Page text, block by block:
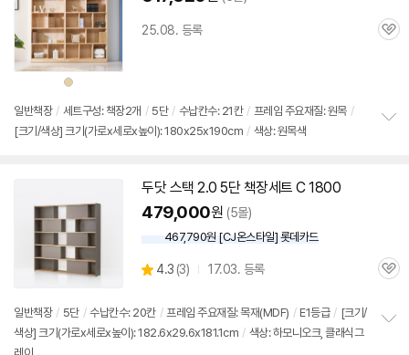
상
품
색
상
25.08. 등록
관
일반책장 / 세트구성: 책장2개 / 5단 / 수납칸수: 21칸 / 프레임 주요재질: 원목 /
[크기/색상] 크기(가로x세로x높이): 180x25x190cm / 색상: 원목색
두닷 스택 2.0 5단 책장세트 C1800
479,000원 (5몰)
467,790원 [CJ온스타일] 롯데카드
별
4.3 (상
리
뷰
3) 17.03. 등록
관
일반책장 / 5단 / 수납칸수: 20칸 / 프레임 주요재질: 목재(MDF) / E1등급 / [크기/
색상] 크기(가로x세로x높이): 182.6x29.6x181.1cm / 색상: 하모니오크, 클래식그